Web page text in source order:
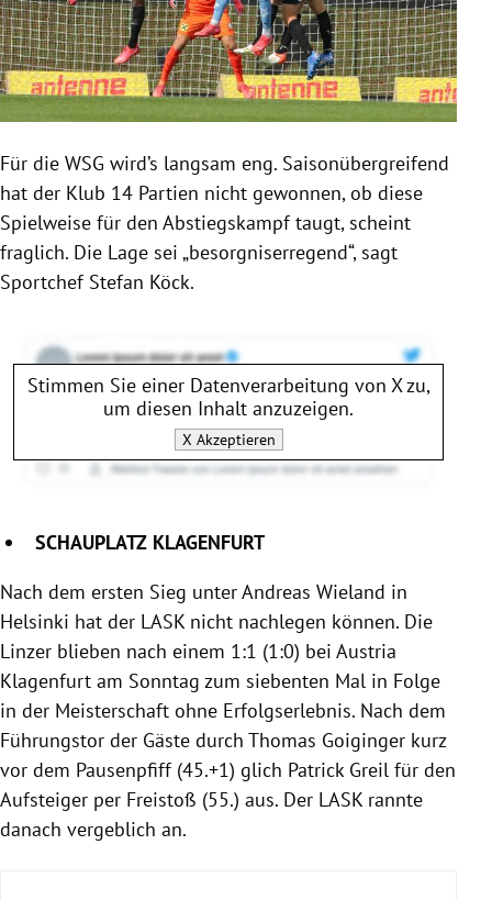
Für die WSG wird’s langsam eng. Saisonübergreifend
hat der Klub 14 Partien nicht gewonnen, ob diese
Spielweise für den Abstiegskampf taugt, scheint
fraglich. Die Lage sei „besorgniserregend“, sagt
Sportchef Stefan Köck.
Stimmen Sie einer Datenverarbeitung von Xzu,
um diesen Inhalt anzuzeigen.
X Akzeptieren
SCHAUPLATZ KLAGENFURT
Nach dem ersten Sieg unter Andreas Wieland in
Helsinki hat der LASK nicht nachlegen können. Die
Linzer blieben nach einem 1:1 (1:0) bei Austria
Klagenfurt am Sonntag zum siebenten Mal in Folge
in der Meisterschaft ohne Erfolgserlebnis. Nach dem
Führungstor der Gäste durch Thomas Goiginger kurz
vor dem Pausenpfiff (45.+1) glich Patrick Greil für den
Aufsteiger per Freistoß (55.) aus. Der LASK rannte
danach vergeblich an.